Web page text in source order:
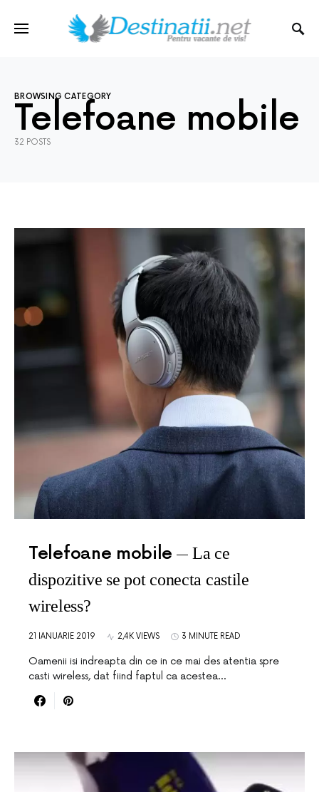
BROWSING CATEGORY
Telefoane mobile
32 POSTS
Telefoane mobile
La ce
dispozitive se pot conecta castile
wireless?
21 IANUARIE 2019 2,4K VIEWS 3 MINUTE READ
Oamenii isi indreapta din ce in ce mai des atentia spre
casti wireless, dat fiind faptul ca acestea…